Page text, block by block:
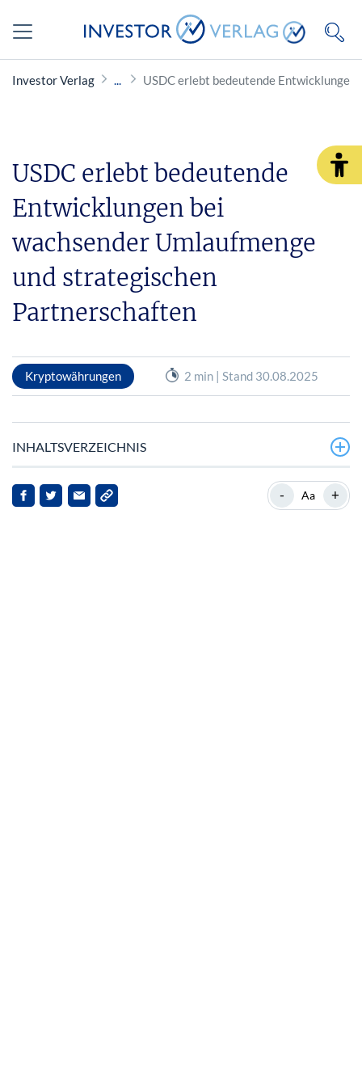
Investor Verlag USDC erlebt bedeutende
USDC erlebt bedeutende
Entwicklungen bei
wachsender Umlaufmenge
und strategischen
Partnerschaften
Kryptowährungen 2 min | Stand 30.08.2025
INHALTSVERZEICHNIS
USDC-Umlauf und Marktpräsenz
- Aa +